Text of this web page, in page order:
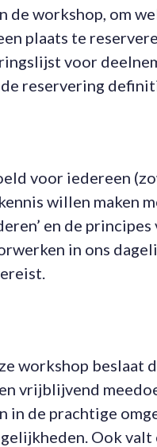
de workshop, om
plaats te
voor
de reservering
voor iedereen
willen maken
en de
in ons
workshop beslaat
vrijblijvend
in de prachtige
Ook